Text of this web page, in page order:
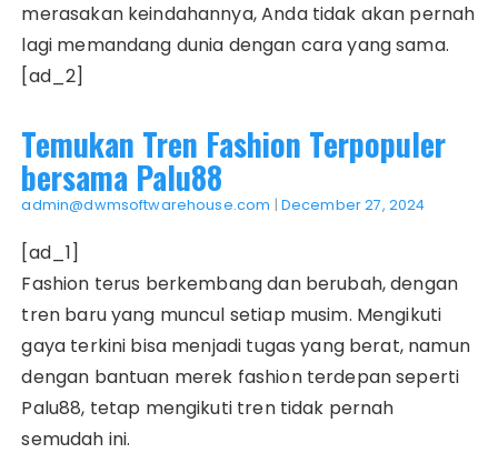
merasakan keindahannya, Anda tidak akan pernah
lagi memandang dunia dengan cara yang sama.
[ad_2]
Temukan Tren Fashion Terpopuler
bersama Palu88
admin@dwmsoftwarehouse.com | December 27, 2024
[ad_1]
Fashion terus berkembang dan berubah, dengan
tren baru yang muncul setiap musim. Mengikuti
gaya terkini bisa menjadi tugas yang berat, namun
dengan bantuan merek fashion terdepan seperti
Palu88, tetap mengikuti tren tidak pernah
semudah ini.